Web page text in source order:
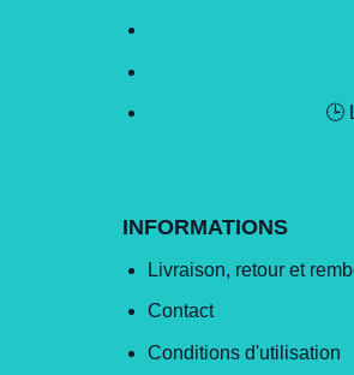
🕒
INFORMATIONS
Livraison, retour et
Contact
Conditions d'utilisation